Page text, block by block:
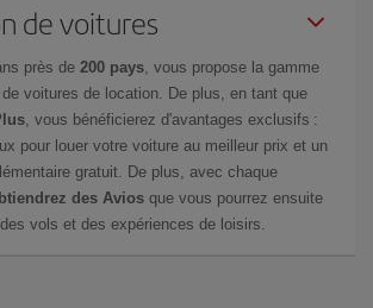
de voitures
près de 200 pays , vous propose la gamme
voitures de location. De plus, en tant que
, vous bénéficierez d'avantages exclusifs :
pour louer votre voiture au meilleur prix et un
gratuit. De plus, avec chaque
des Avios que vous pourrez ensuite
vols et des expériences de loisirs.